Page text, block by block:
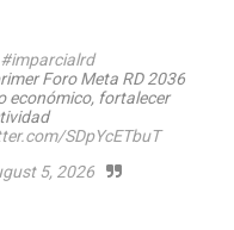
#imparcialrd
Foro Meta RD 2036
económico, fortalecer
SDpYcETbuT
5, 2026